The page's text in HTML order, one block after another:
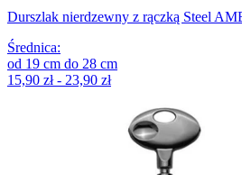
Durszlak nierdzewny z rączką Steel
Średnica:
od 19 cm do 28 cm
15,90 zł - 23,90 zł